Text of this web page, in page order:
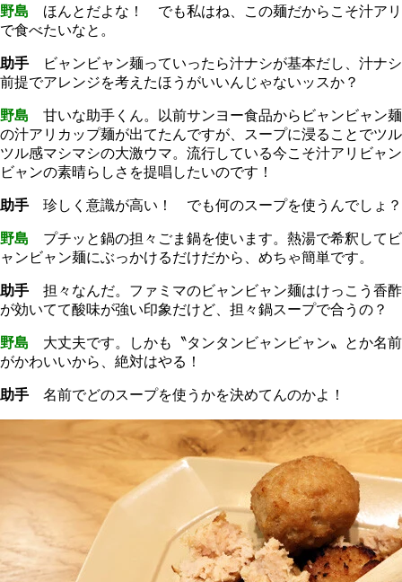
野島 ほんとだよな！ でも私はね、この麺だからこそ汁アリ
で食べたいなと。
助手 ビャンビャン麺っていったら汁ナシが基本だし、汁ナシ
前提でアレンジを考えたほうがいいんじゃないッスか？
野島 甘いな助手くん。以前サンヨー食品からビャンビャン麺
の汁アリカップ麺が出てたんですが、スープに浸ることでツル
ツル感マシマシの大激ウマ。流行している今こそ汁アリビャン
ビャンの素晴らしさを提唱したいのです！
助手 珍しく意識が高い！ でも何のスープを使うんでしょ？
野島 プチッと鍋の担々ごま鍋を使います。熱湯で希釈してビ
ャンビャン麺にぶっかけるだけだから、めちゃ簡単です。
助手 担々なんだ。ファミマのビャンビャン麺はけっこう香酢
が効いてて酸味が強い印象だけど、担々鍋スープで合うの？
野島 大丈夫です。しかも〝タンタンビャンビャン〟とか名前
がかわいいから、絶対はやる！
助手 名前でどのスープを使うかを決めてんのかよ！